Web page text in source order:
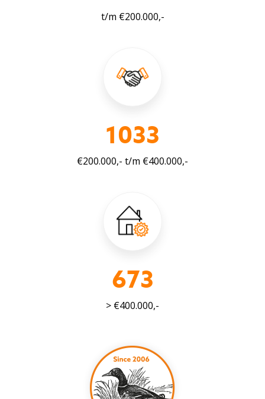
t/m €200.000,-
1281
€200.000,- t/m €400.000,-
835
> €400.000,-